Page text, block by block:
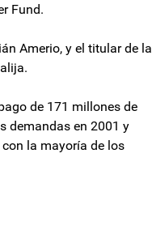
Fund.
Amerio, y el titular de la
de 171 millones de
demandas en 2001 y
la mayoría de los